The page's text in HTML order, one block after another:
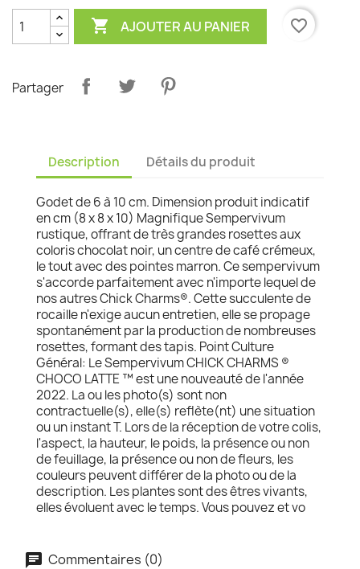
 AJOUTER AU PANIER favorite_border
Partager
Description Détails du produit
Godet de 6 à 10 cm. Dimension produit indicatif
en cm (8 x 8 x 10) Magnifique Sempervivum
rustique, offrant de très grandes rosettes aux
coloris chocolat noir, un centre de café crémeux,
le tout avec des pointes marron. Ce sempervivum
s'accorde parfaitement avec n'importe lequel de
nos autres Chick Charms®. Cette succulente de
rocaille n'exige aucun entretien, elle se propage
spontanément par la production de nombreuses
rosettes, formant des tapis. Point Culture
Général: Le Sempervivum CHICK CHARMS ®
CHOCO LATTE ™ est une nouveauté de l'année
2022. La ou les photo(s) sont non
contractuelle(s), elle(s) reflète(nt) une situation
ou un instant T. Lors de la réception de votre colis,
l'aspect, la hauteur, le poids, la présence ou non
de feuillage, la présence ou non de fleurs, les
couleurs peuvent différer de la photo ou de la
description. Les plantes sont des êtres vivants,
elles évoluent avec le temps. Vous pouvez et vo
Commentaires (0)